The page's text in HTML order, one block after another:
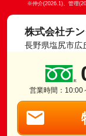
※仲介(2026.1)、管理
株式会社チ
長野県塩尻市広
営業時間：10:00